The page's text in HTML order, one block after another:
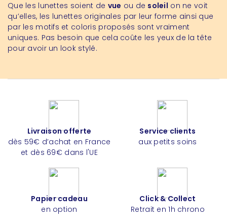
Que les lunettes soient de vue ou de soleil on ne voit
qu’elles, les lunettes originales par leur forme ainsi que
par les motifs et coloris proposés sont vraiment
uniques. Pas besoin que cela coûte les yeux de la tête
pour avoir un look stylé.
Livraison offerte
dès 59€ d’achat en France
et dès 69€ dans l'UE
Service clients
aux petits soins
Papier cadeau
en option
Click & Collect
Retrait en 1h chrono